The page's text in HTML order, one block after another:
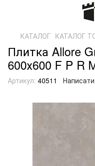
КАТАЛОГ КАТАЛОГ
Плитка Allore
600х600 F P R
Артикул: 40511 Написати